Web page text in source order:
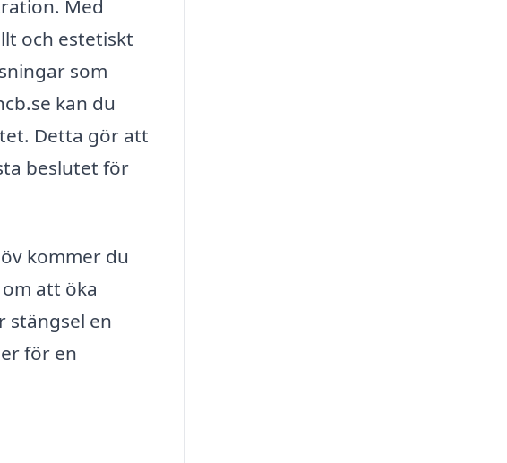
Med
och estetiskt
som
kan du
Detta gör att
beslutet för
kommer du
att öka
stängsel en
för en